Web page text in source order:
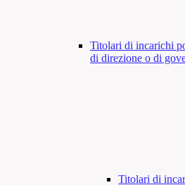
Titolari di incarichi
di direzione o di
Titolari di